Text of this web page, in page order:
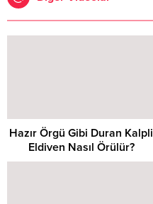
Hazır Örgü Gibi Duran Kalpli
Eldiven Nasıl Örülür?